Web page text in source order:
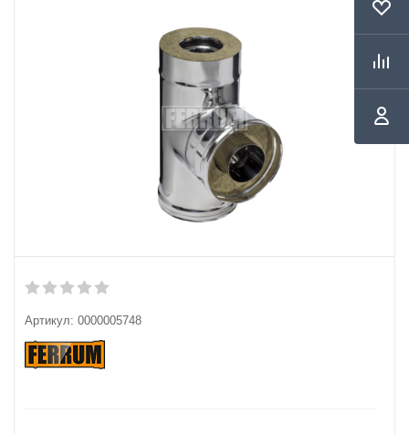
Артикул: 0000005748